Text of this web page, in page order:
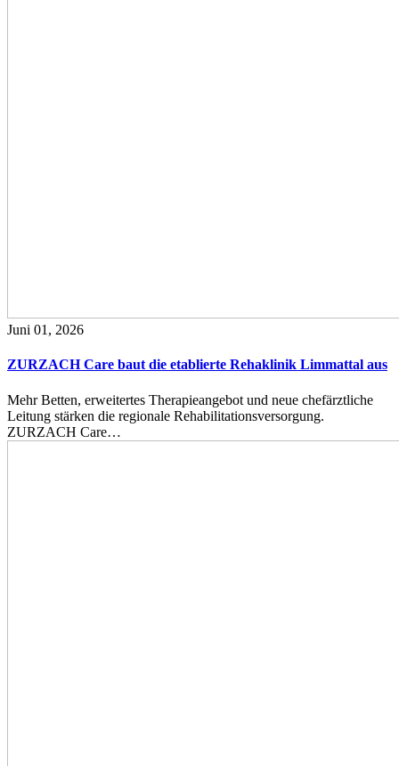
Juni 01, 2026
ZURZACH Care baut die etablierte Rehaklinik Limmattal aus
Mehr Betten, erweitertes Therapieangebot und neue chefärztliche
Leitung stärken die regionale Rehabilitationsversorgung.
ZURZACH Care…